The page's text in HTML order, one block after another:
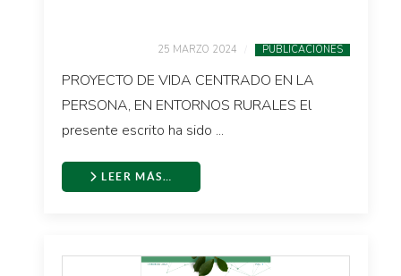
25 MARZO 2024 PUBLICACIONES
PROYECTO DE VIDA CENTRADO EN LA
PERSONA, EN ENTORNOS RURALES El
presente escrito ha sido ...
LEER MÁS…